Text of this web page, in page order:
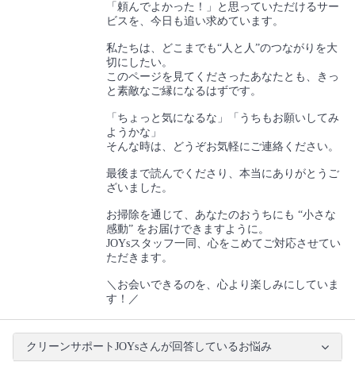
「頼んでよかった！」と思っていただけるサー
ビスを、今日も追い求めています。
私たちは、どこまでも“人と人”のつながりを大
切にしたい。
このページを見てくださったあなたとも、きっ
と素敵なご縁になるはずです。
「ちょっと気になるな」「うちもお願いしてみ
ようかな」
そんな時は、どうぞお気軽にご連絡ください。
最後まで読んでくださり、本当にありがとうご
ざいました。
お掃除を通じて、あなたのおうちにも “小さな
感動” をお届けできますように。
JOYsスタッフ一同、心をこめてご対応させてい
ただきます。
＼お会いできるのを、心より楽しみにしていま
す！／
クリーンサポートJOYsさんが回答しているお悩み